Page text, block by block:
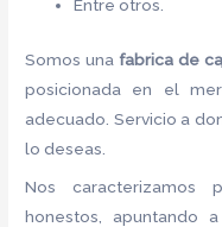
Entre otros.
Somos una fabrica de
posicionada en el
adecuado. Servicio a
lo deseas.
Nos caracterizamos
honestos, apuntando